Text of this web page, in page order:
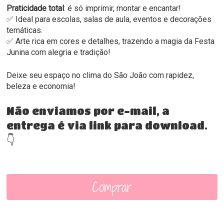
Praticidade total: é só imprimir, montar e encantar!
✅ Ideal para escolas, salas de aula, eventos e decorações
temáticas.
✅ Arte rica em cores e detalhes, trazendo a magia da Festa
Junina com alegria e tradição!
Deixe seu espaço no clima do São João com rapidez,
beleza e economia!
Não enviamos por e-mail, a
entrega é via link para download.
👇
Comprar